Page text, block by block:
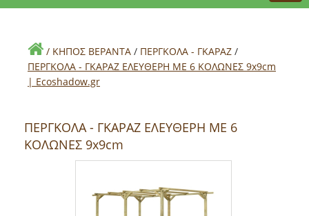
/ ΚΗΠΟΣ ΒΕΡΑΝΤΑ / ΠΕΡΓΚΟΛΑ - ΓΚΑΡΑΖ /
ΠΕΡΓΚΟΛΑ - ΓΚΑΡΑΖ ΕΛΕΥΘΕΡΗ ΜΕ 6 ΚΟΛΩΝΕΣ 9x9cm
| Εcoshadow.gr
ΠΕΡΓΚΟΛΑ - ΓΚΑΡΑΖ ΕΛΕΥΘΕΡΗ ΜΕ 6
ΚΟΛΩΝΕΣ 9x9cm